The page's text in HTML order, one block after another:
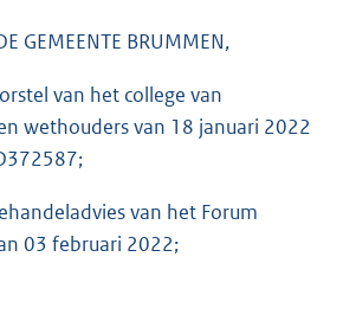
M
GEMEENTE BRUMMEN,
van het college van
wethouders van 18 januari 2022
van het Forum
03 februari 2022;